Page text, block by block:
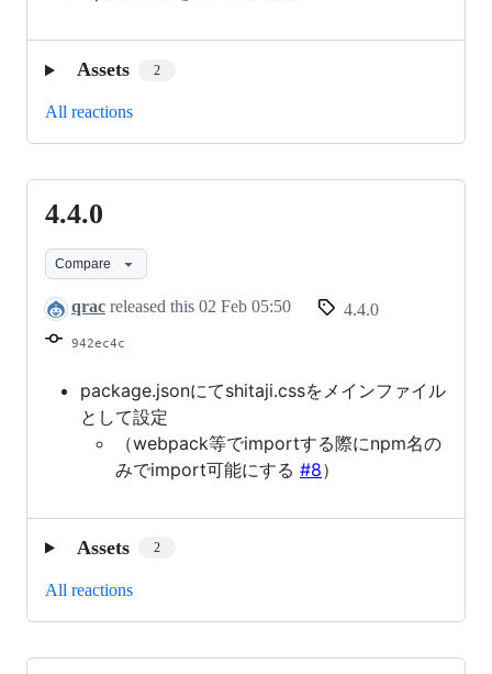
Assets 2
All reactions
4.4.0
4.4.0
Compare
qrac released this 02 Feb 05:50 4.4.0
942ec4c
package.jsonにてshitaji.cssをメインファイル
として設定
（webpack等でimportする際にnpm名の
みでimport可能にする #8）
Assets 2
All reactions